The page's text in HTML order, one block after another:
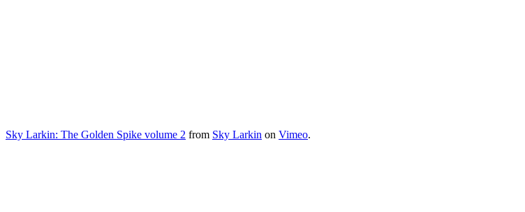
Sky Larkin: The Golden Spike volume 2 from Sky Larkin on Vimeo.